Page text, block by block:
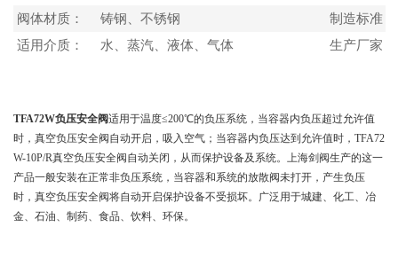
阀体材质：
铸钢、不锈钢
制造标准：
适用介质：
水、蒸汽、液体、气体 生产厂家：
TFA72W负压安全阀适用于温度≤200℃的负压系统，当容器内负压超过允许值
时，真空负压安全阀自动开启，吸入空气；当容器内负压达到允许值时，TFA72
W-10P/R真空负压安全阀自动关闭，从而保护设备及系统。上海剑阀生产的这一
产品一般安装在正常非负压系统，当容器和系统的放散阀未打开，产生负压
时，真空负压安全阀将自动开启保护设备不受损坏。广泛用于城建、化工、冶
金、石油、制药、食品、饮料、环保。